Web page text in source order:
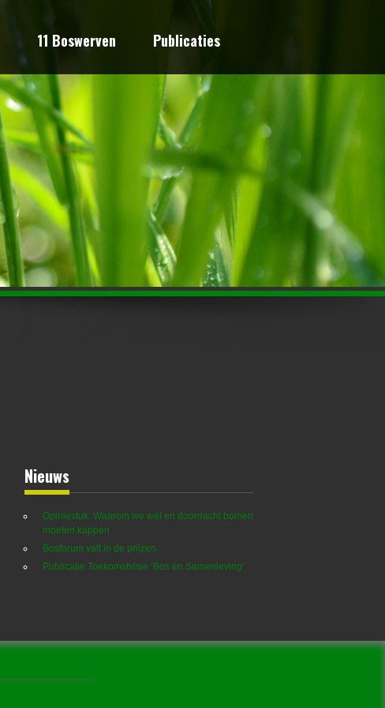
11 Boswerven Publicaties
Nieuws
Opiniestuk: Waarom we wél en doordacht bomen
moeten kappen
Bosforum valt in de prijzen
Publicatie Toekomstvisie ‘Bos en Samenleving’